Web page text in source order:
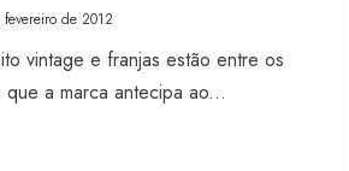
de 2012
vintage e franjas estão entre os
a marca antecipa ao...